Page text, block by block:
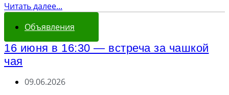
Читать далее...
Объявления
16 июня в 16:30 — встреча за чашкой
чая
09.06.2026